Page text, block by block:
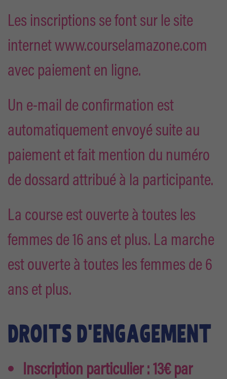
Les inscriptions se font sur le site
internet www.courselamazone.com
avec paiement en ligne.
Un e-mail de confirmation est
automatiquement envoyé suite au
paiement et fait mention du numéro
de dossard attribué à la participante.
La course est ouverte à toutes les
femmes de 16 ans et plus. La marche
est ouverte à toutes les femmes de 6
ans et plus.
DROITS D'ENGAGEMENT
Inscription particulier : 13€ par